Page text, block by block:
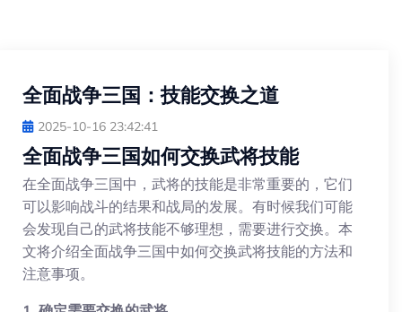
全面战争三国：技能交换之道
2025-10-16 23:42:41
全面战争三国如何交换武将技能
在全面战争三国中，武将的技能是非常重要的，它们
可以影响战斗的结果和战局的发展。有时候我们可能
会发现自己的武将技能不够理想，需要进行交换。本
文将介绍全面战争三国中如何交换武将技能的方法和
注意事项。